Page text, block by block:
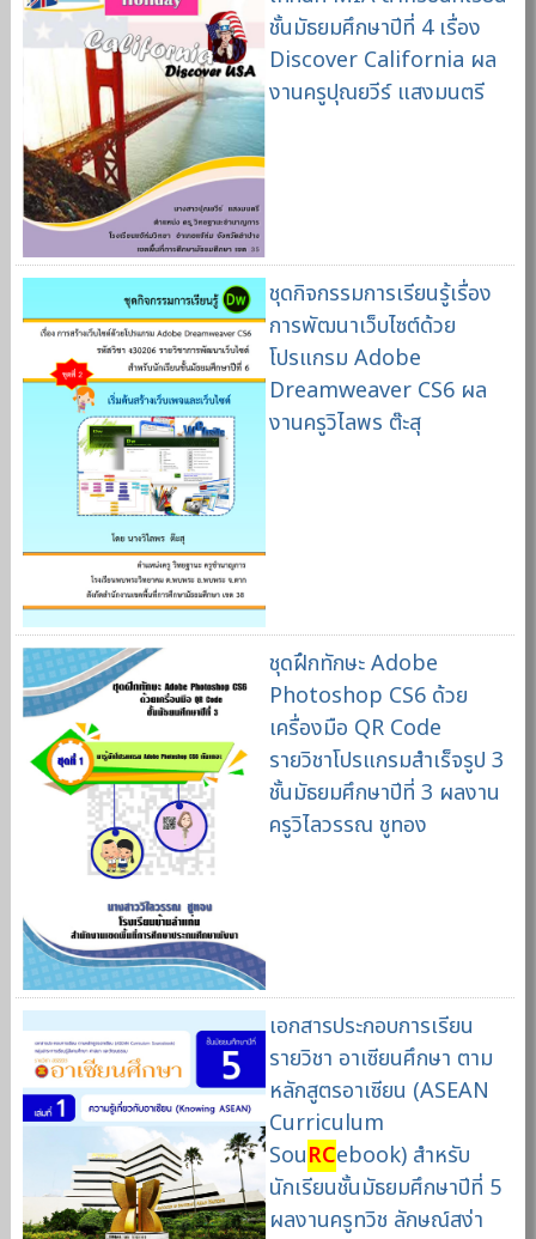
ชั้นมัธยมศึกษาปีที่ 4 เรื่อง
Discover California ผล
งานครูปุณยวีร์ แสงมนตรี
ชุดกิจกรรมการเรียนรู้เรื่อง
การพัฒนาเว็บไซต์ด้วย
โปรแกรม Adobe
Dreamweaver CS6 ผล
งานครูวิไลพร ต๊ะสุ
ชุดฝึกทักษะ Adobe
Photoshop CS6 ด้วย
เครื่องมือ QR Code
รายวิชาโปรแกรมสำเร็จรูป 3
ชั้นมัธยมศึกษาปีที่ 3 ผลงาน
ครูวิไลวรรณ ชูทอง
เอกสารประกอบการเรียน
รายวิชา อาเซียนศึกษา ตาม
หลักสูตรอาเซียน (ASEAN
Curriculum
SouRCebook) สำหรับ
นักเรียนชั้นมัธยมศึกษาปีที่ 5
ผลงานครูทวิช ลักษณ์สง่า